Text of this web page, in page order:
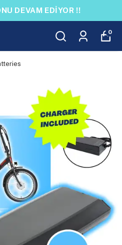
DEVAM EDİYOR !!
0